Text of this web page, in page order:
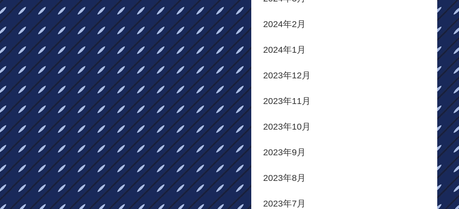
2024年2月
2024年1月
2023年12月
2023年11月
2023年10月
2023年9月
2023年8月
2023年7月